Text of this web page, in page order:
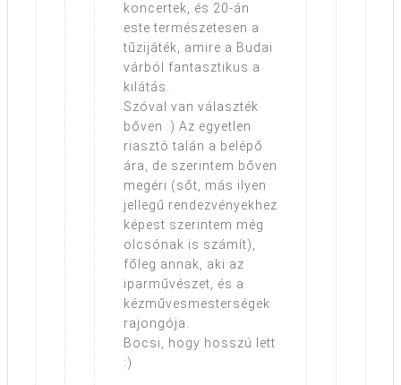
koncertek, és 20-án
este természetesen a
tűzijáték, amire a Budai
várból fantasztikus a
kilátás.
Szóval van választék
bőven :) Az egyetlen
riasztó talán a belépő
ára, de szerintem bőven
megéri (sőt, más ilyen
jellegű rendezvényekhez
képest szerintem még
olcsónak is számít),
főleg annak, aki az
iparművészet, és a
kézművesmesterségek
rajongója.
Bocsi, hogy hosszú lett
:)